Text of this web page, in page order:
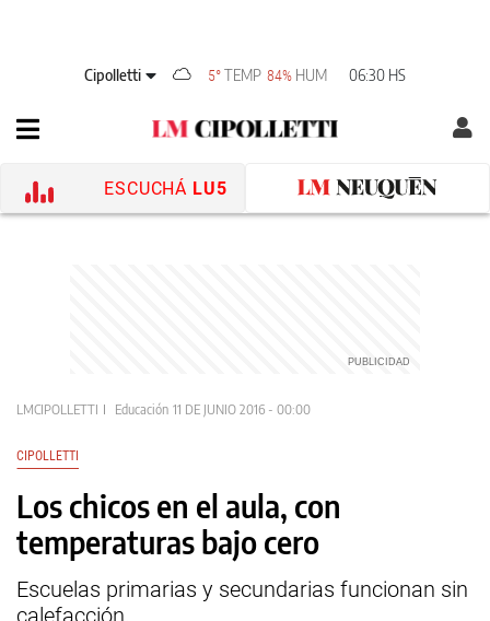
Cipolletti 5° TEMP 84% HUM 06:30 HS
ESCUCHÁ LU5
LMCIPOLLETTI Educación 11 DE JUNIO 2016 - 00:00
CIPOLLETTI
Los chicos en el aula, con
temperaturas bajo cero
Escuelas primarias y secundarias funcionan sin
calefacción.